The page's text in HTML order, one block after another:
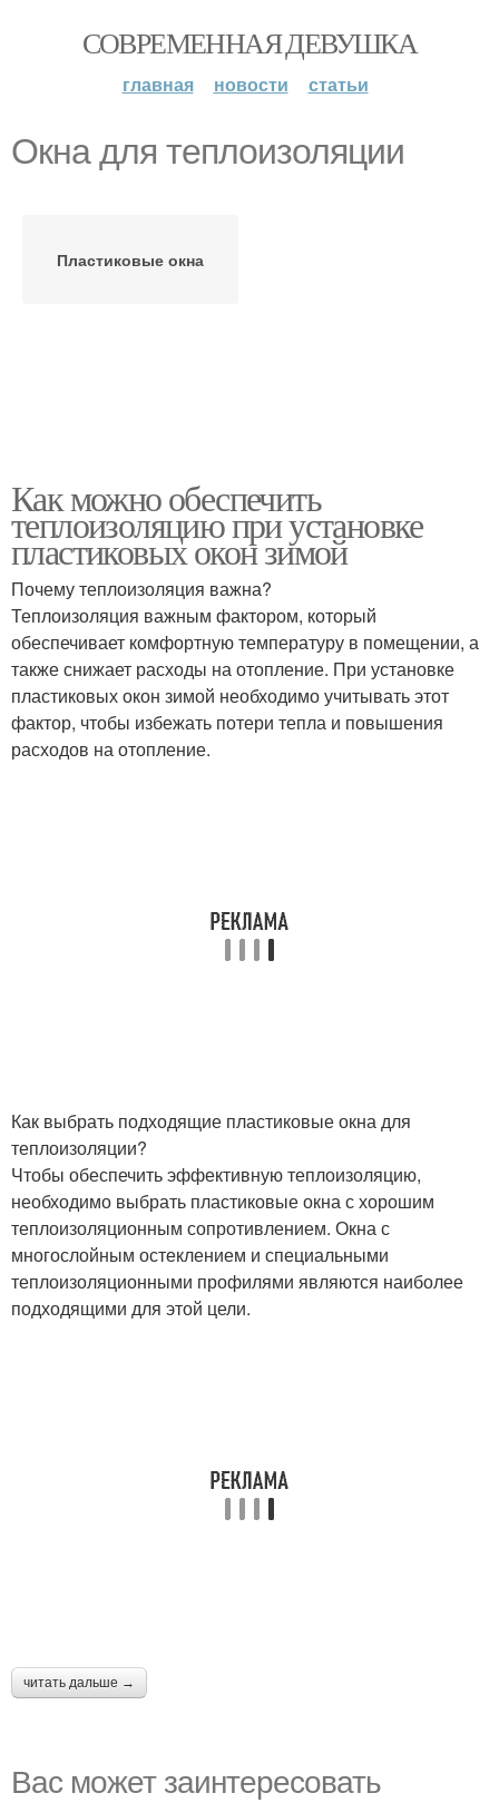
СОВРЕМЕННАЯ ДЕВУШКА
главная новости статьи
Окна для теплоизоляции
Пластиковые окна
Как можно обеспечить
теплоизоляцию при установке
пластиковых окон зимой
Почему теплоизоляция важна?
Теплоизоляция важным фактором, который
обеспечивает комфортную температуру в помещении, а
также снижает расходы на отопление. При установке
пластиковых окон зимой необходимо учитывать этот
фактор, чтобы избежать потери тепла и повышения
расходов на отопление.
Как выбрать подходящие пластиковые окна для
теплоизоляции?
Чтобы обеспечить эффективную теплоизоляцию,
необходимо выбрать пластиковые окна с хорошим
теплоизоляционным сопротивлением. Окна с
многослойным остеклением и специальными
теплоизоляционными профилями являются наиболее
подходящими для этой цели.
читать дальше →
Вас может заинтересовать